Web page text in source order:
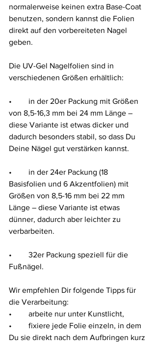
normalerweise keinen extra Base-Coat
benutzen, sondern kannst die Folien
direkt auf den vorbereiteten Nagel
geben.
Die UV-Gel Nagelfolien sind in
verschiedenen Größen erhältlich:
•	in der 20er Packung mit Größen
von 8,5-16,3 mm bei 24 mm Länge –
diese Variante ist etwas dicker und
dadurch besonders stabil, so dass Du
Deine Nägel gut verstärken kannst.
•	in der 24er Packung (18
Basisfolien und 6 Akzentfolien) mit
Größen von 8,5-16 mm bei 22 mm
Länge – diese Variante ist etwas
dünner, dadurch aber leichter zu
verbarbeiten.
•	32er Packung speziell für die
Fußnägel.
Wir empfehlen Dir folgende Tipps für
die Verarbeitung:
•	arbeite nur unter Kunstlicht,
•	fixiere jede Folie einzeln, in dem
Du sie direkt nach dem Aufbringen kurz